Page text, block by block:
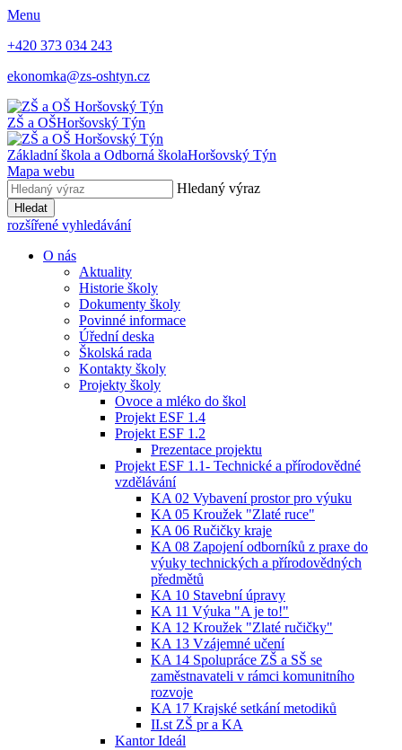
Menu
+420 373 034 243
ekonomka@zs-oshtyn.cz
ZŠ a OŠHoršovský Týn
Základní škola a Odborná školaHoršovský Týn
Mapa webu
Hledaný výraz
Hledat
rozšířené vyhledávání
O nás
Aktuality
Historie školy
Dokumenty školy
Povinné informace
Úřední deska
Školská rada
Kontakty školy
Projekty školy
Ovoce a mléko do škol
Projekt ESF 1.4
Projekt ESF 1.2
Prezentace projektu
Projekt ESF 1.1- Technické a přírodovědné
vzdělávání
KA 02 Vybavení prostor pro výuku
KA 05 Kroužek "Zlaté ruce"
KA 06 Ručičky kraje
KA 08 Zapojení odborníků z praxe do
výuky technických a přírodovědných
předmětů
KA 10 Stavební úpravy
KA 11 Výuka "A je to!"
KA 12 Kroužek "Zlaté ručičky"
KA 13 Vzájemné učení
KA 14 Spolupráce ZŠ a SŠ se
zaměstnavateli v rámci komunitního
rozvoje
KA 17 Krajské setkání metodiků
II.st ZŠ pr a KA
Kantor Ideál